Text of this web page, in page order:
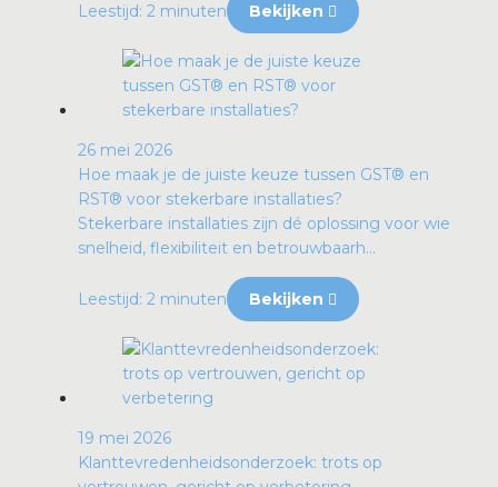
Leestijd: 2 minuten Bekijken
26 mei 2026
Hoe maak je de juiste keuze tussen GST® en
RST® voor stekerbare installaties?
Stekerbare installaties zijn dé oplossing voor wie
snelheid, flexibiliteit en betrouwbaarh...
Leestijd: 2 minuten Bekijken
19 mei 2026
Klanttevredenheidsonderzoek: trots op